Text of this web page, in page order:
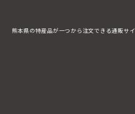
熊本県の特産品が一つから注文できる通販サ